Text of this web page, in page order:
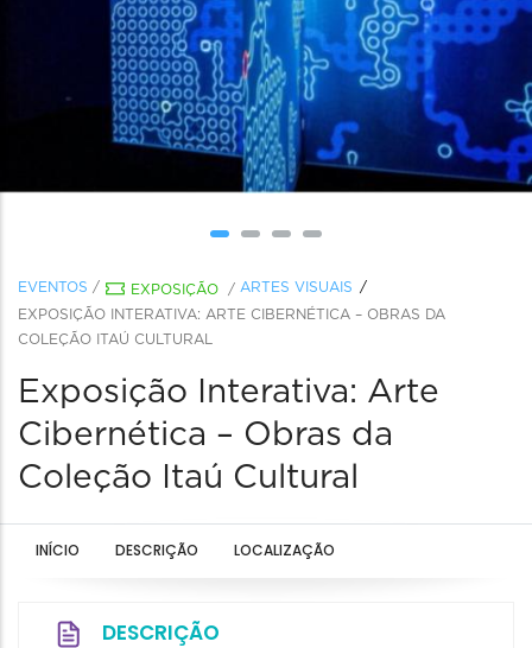
EVENTOS / EXPOSIÇÃO / ARTES VISUAIS
EXPOSIÇÃO INTERATIVA: ARTE CIBERNÉTICA – OBRAS DA
COLEÇÃO ITAÚ CULTURAL
Exposição Interativa: Arte
Cibernética – Obras da
Coleção Itaú Cultural
INÍCIO DESCRIÇÃO LOCALIZAÇÃO
DESCRIÇÃO